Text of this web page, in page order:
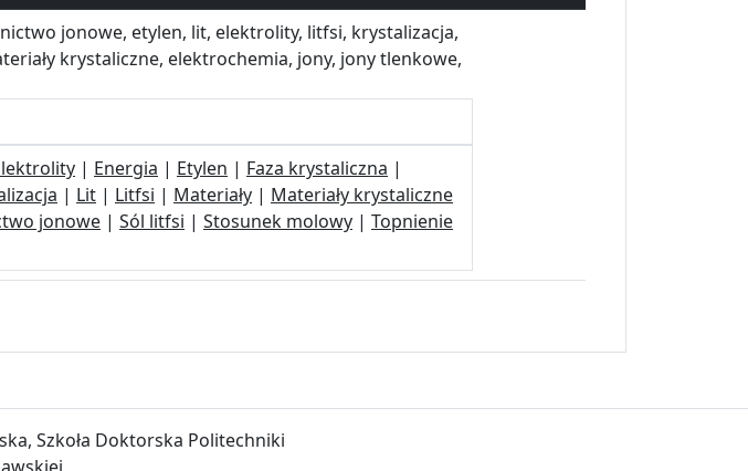
jonowe, etylen, lit, elektrolity, litfsi, krystalizacja,
krystaliczne, elektrochemia, jony, jony tlenkowe,
| Energia | Etylen | Faza krystaliczna |
| Lit | Litfsi | Materiały | Materiały krystaliczne
jonowe | Sól litfsi | Stosunek molowy | Topnienie
Szkoła Doktorska Politechniki